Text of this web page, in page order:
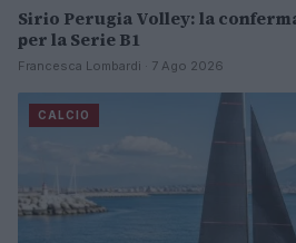
Sirio Perugia Volley: la
per la Serie B1
Francesca Lombardi · 7 Ago 2026
CALCIO